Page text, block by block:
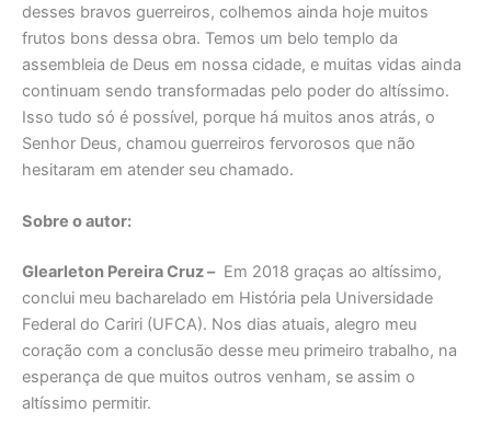
desses bravos guerreiros, colhemos ainda hoje muitos
frutos bons dessa obra. Temos um belo templo da
assembleia de Deus em nossa cidade, e muitas vidas ainda
continuam sendo transformadas pelo poder do altíssimo.
Isso tudo só é possível, porque há muitos anos atrás, o
Senhor Deus, chamou guerreiros fervorosos que não
hesitaram em atender seu chamado.
Sobre o autor:
Glearleton Pereira Cruz –Em 2018 graças ao altíssimo,
conclui meu bacharelado em História pela Universidade
Federal do Cariri (UFCA). Nos dias atuais, alegro meu
coração com a conclusão desse meu primeiro trabalho, na
esperança de que muitos outros venham, se assim o
altíssimo permitir.